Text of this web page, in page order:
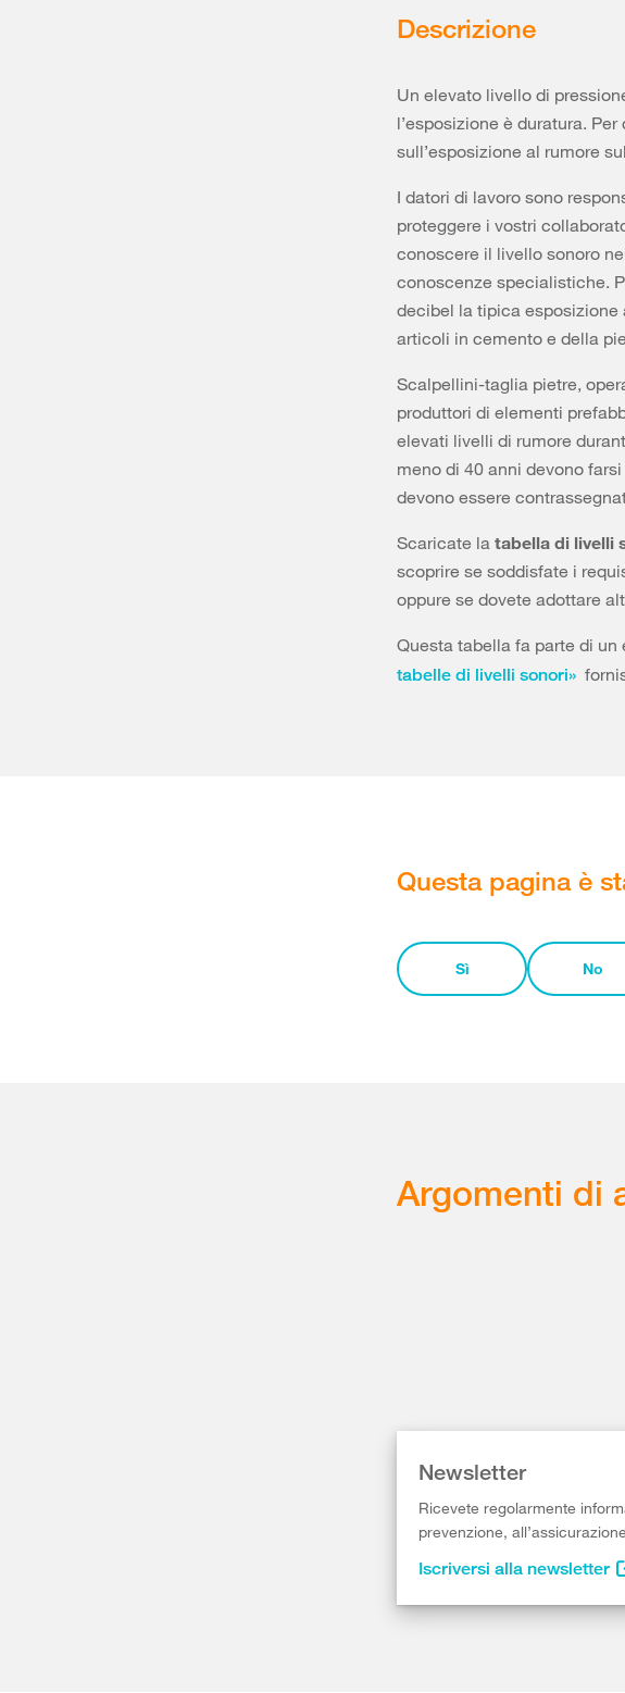
Descrizione
Un elevato livello di
l’esposizione è duratura.
sull’esposizione al rumore
I datori di lavoro sono
proteggere i vostri
conoscere il livello sonoro
conoscenze specialistiche.
decibel la tipica esposizione
articoli in cemento e della
Scalpellini-taglia pietre,
produttori di elementi
elevati livelli di rumore
meno di 40 anni devono
devono essere
Scaricate la tabella di livelli
scoprire se soddisfate i
oppure se dovete adottare
Questa tabella fa parte di un
tabelle di livelli sonori»
Questa pagina è
Sì No
Argomenti di
Newsletter
Ricevete regolarmente
prevenzione,
Iscriversi alla newsletter